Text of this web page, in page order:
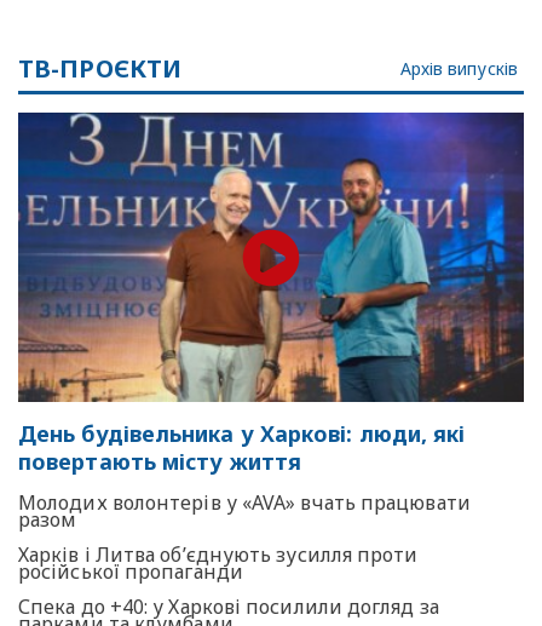
ТВ-ПРОЄКТИ Архів випусків
День будівельника у Харкові: люди, які
повертають місту життя
Молодих волонтерів у «AVA» вчать працювати
разом
Харків і Литва об’єднують зусилля проти
російської пропаганди
Спека до +40: у Харкові посилили догляд за